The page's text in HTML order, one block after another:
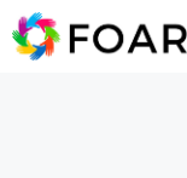
Saltar
al